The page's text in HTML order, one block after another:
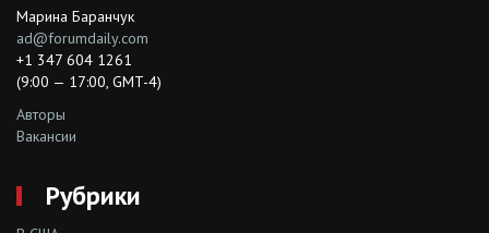
Марина Баранчук
ad@forumdaily.com
+1 347 604 1261
(9:00 — 17:00, GMT-4)
Авторы
Вакансии
Рубрики